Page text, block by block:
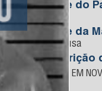
Nome do
Nome da
de Sousa
Descrição
PRESO EM